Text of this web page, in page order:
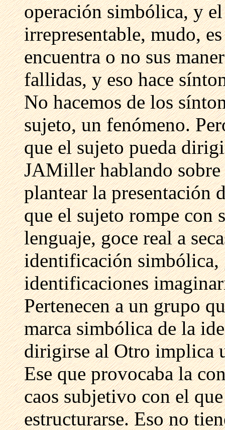
operación simbólica, y
irrepresentable, mudo,
encuentra o no sus
fallidas, y eso hace
No hacemos de los
sujeto, un fenómeno.
que el sujeto pueda
JAMiller hablando
plantear la presentación
que el sujeto rompe con
lenguaje, goce real a
identificación simbólica,
identificaciones
Pertenecen a un grupo
marca simbólica de la
dirigirse al Otro implica
Ese que provocaba la
caos subjetivo con el
estructurarse. Eso no